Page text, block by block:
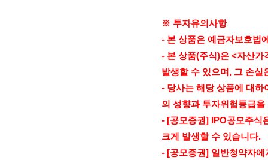
※ 투자유의사항
- 본 상품은 예금자보호법
- 본 상품(주식)은 <자산가
발생할 수 있으며 , 그 손실
- 당사는 해당 상품에 대
의 성향과 투자위험등급
- [공모증권] IPO공모주식
크게 발생할 수 있습니다.
- [공모증권] 일반청약자에